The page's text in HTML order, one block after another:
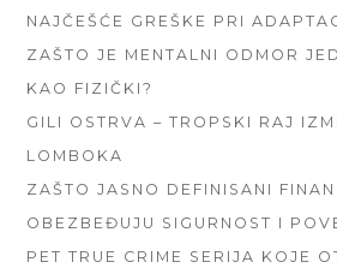
NAJČEŠĆE GREŠKE PRI
ZAŠTO JE MENTALNI ODMOR
KAO FIZIČKI?
GILI OSTRVA – TROPSKI RAJ
LOMBOKA
ZAŠTO JASNO DEFINISANI
OBEZBEĐUJU SIGURNOST I
PET TRUE CRIME SERIJA KOJE